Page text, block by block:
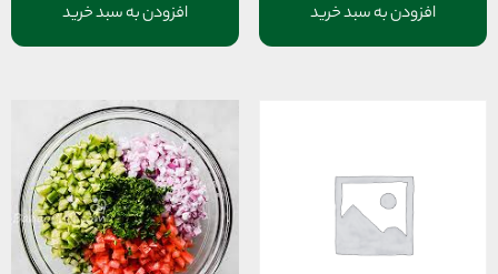
افزودن به سبد خرید افزودن به سبد خرید